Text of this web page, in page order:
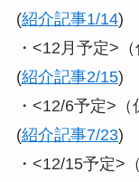
(紹介記事1/14)
・<12月予定>
(紹介記事2/15)
・<12/6予定>（
(紹介記事7/23)
・<12/15予定>